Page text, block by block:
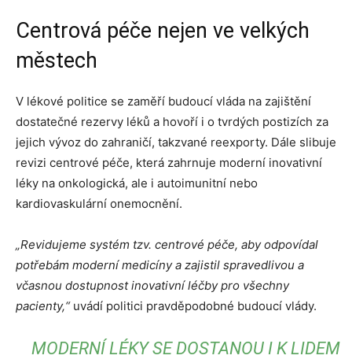
Centrová péče nejen ve velkých
městech
V lékové politice se zaměří budoucí vláda na zajištění
dostatečné rezervy léků a hovoří i o tvrdých postizích za
jejich vývoz do zahraničí, takzvané reexporty. Dále slibuje
revizi centrové péče, která zahrnuje moderní inovativní
léky na onkologická, ale i autoimunitní nebo
kardiovaskulární onemocnění.
„Revidujeme systém tzv. centrové péče, aby odpovídal
potřebám moderní medicíny a zajistil spravedlivou a
včasnou dostupnost inovativní léčby pro všechny
pacienty,“ uvádí politici pravděpodobné budoucí vlády.
MODERNÍ LÉKY SE DOSTANOU I K LIDEM